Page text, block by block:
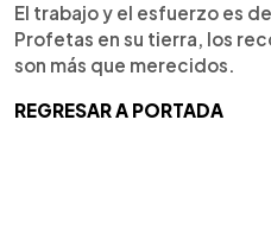
El trabajo y el esfuerzo es
Profetas en su tierra, los
son más que merecidos.
REGRESAR A PORTADA